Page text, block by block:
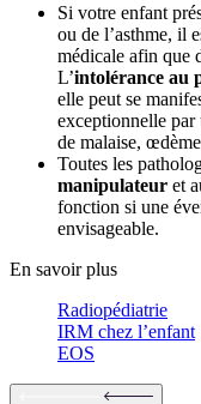
Si votre enfant
ou de l’asthme, il
médicale afin que
L’intolérance au
elle peut se
exceptionnelle par
de malaise,
Toutes les
manipulateur et
fonction si une
envisageable.
En savoir plus
Radiopédiatrie
IRM chez l’enfant
EOS